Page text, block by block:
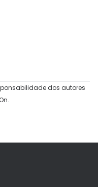
dos autores